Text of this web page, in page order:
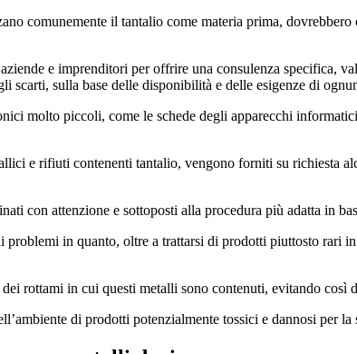
comunemente il tantalio come materia prima,
e imprenditori per offrire una consulenza specifica,
sulla base delle disponibilità e delle esigenze di
molto piccoli, come le schede degli apparecchi
e rifiuti contenenti tantalio, vengono forniti su richiesta
con attenzione e sottoposti alla procedura più adatta in
in quanto, oltre a trattarsi di prodotti piuttosto rari
rottami in cui questi metalli sono contenuti, evitando
di prodotti potenzialmente tossici e dannosi per la